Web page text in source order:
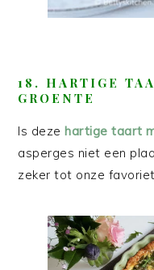
18. HARTIGE
GROENTE
Is dezehartige taart
asperges niet een
zeker tot onze